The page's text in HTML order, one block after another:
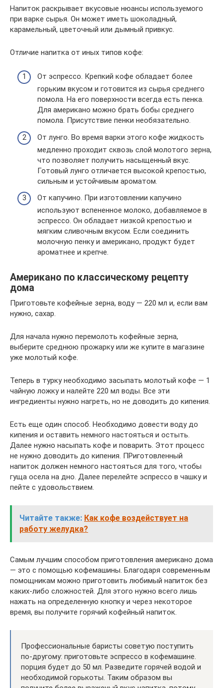
Напиток раскрывает вкусовые нюансы используемого
при варке сырья. Он может иметь шоколадный,
карамельный, цветочный или дымный привкус.
Отличие напитка от иных типов кофе:
От эспрессо. Крепкий кофе обладает более
горьким вкусом и готовится из сырья среднего
помола. На его поверхности всегда есть пенка.
Для американо можно брать бобы среднего
помола. Присутствие пенки необязательно.
От лунго. Во время варки этого кофе жидкость
медленно проходит сквозь слой молотого зерна,
что позволяет получить насыщенный вкус.
Готовый лунго отличается высокой крепостью,
сильным и устойчивым ароматом.
От капучино. При изготовлении капучино
используют вспененное молоко, добавляемое в
эспрессо. Он обладает низкой крепостью и
мягким сливочным вкусом. Если соединить
молочную пенку и американо, продукт будет
ароматнее и крепче.
Американо по классическому рецепту
дома
Приготовьте кофейные зерна, воду — 220 мл и, если вам
нужно, сахар.
Для начала нужно перемолоть кофейные зерна,
выберите среднюю прожарку или же купите в магазине
уже молотый кофе.
Теперь в турку необходимо засыпать молотый кофе — 1
чайную ложку и налейте 220 мл воды. Все эти
ингредиенты нужно нагреть, но не доводить до кипения.
Есть еще один способ. Необходимо довести воду до
кипения и оставить немного настояться и остыть.
Далее нужно насыпать кофе и поварить. Этот процесс
не нужно доводить до кипения. ПРиготовленный
напиток должен немного настояться для того, чтобы
гуща осела на дно. Далее перелейте эспрессо в чашку и
пейте с удовольствием.
Читайте также: Как кофе воздействует на
работу желудка?
Самым лучшим способом приготовления американо дома
— это с помощью кофемашины. Благодаря современным
помощникам можно приготовить любимый напиток без
каких-либо сложностей. Для этого нужно всего лишь
нажать на определенную кнопку и через некоторое
время, вы получите горячий кофейный напиток.
Профессиональные баристы советую поступить
по-другому: приготовьте эспрессо в кофемашине.
порция будет до 50 мл. Разведите горячей водой и
необходимой горькоты. Таким образом вы